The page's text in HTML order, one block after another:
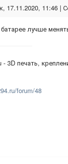
17.11.2020, 11:46 |
батарее лучше
- 3D печать,
forum/48